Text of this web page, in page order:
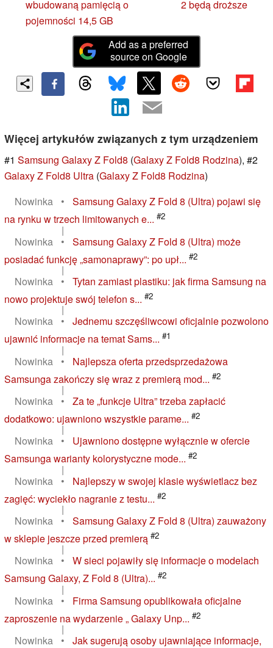
wbudowaną pamięcią o
pojemności 14,5 GB
2 będą droższe
Add as a preferred
source on Google
Więcej artykułów związanych z tym urządzeniem
#1 Samsung Galaxy Z Fold8 (Galaxy Z Fold8 Rodzina), #2
Galaxy Z Fold8 Ultra (Galaxy Z Fold8 Rodzina)
Nowinka
•
Samsung Galaxy Z Fold 8 (Ultra) pojawi się
na rynku w trzech limitowanych e... #2
|
Nowinka
•
Samsung Galaxy Z Fold 8 (Ultra) może
posiadać funkcję „samonaprawy”: po upł... #2
|
Nowinka
•
Tytan zamiast plastiku: jak firma Samsung na
nowo projektuje swój telefon s... #2
|
Nowinka
•
Jednemu szczęśliwcowi oficjalnie pozwolono
ujawnić informacje na temat Sams... #1
|
Nowinka
•
Najlepsza oferta przedsprzedażowa
Samsunga zakończy się wraz z premierą mod... #2
|
Nowinka
•
Za te „funkcje Ultra” trzeba zapłacić
dodatkowo: ujawniono wszystkie parame... #2
|
Nowinka
•
Ujawniono dostępne wyłącznie w ofercie
Samsunga warianty kolorystyczne mode... #2
|
Nowinka
•
Najlepszy w swojej klasie wyświetlacz bez
zagięć: wyciekło nagranie z testu... #2
|
Nowinka
•
Samsung Galaxy Z Fold 8 (Ultra) zauważony
w sklepie jeszcze przed premierą #2
|
Nowinka
•
W sieci pojawiły się informacje o modelach
Samsung Galaxy, Z Fold 8 (Ultra)... #2
|
Nowinka
•
Firma Samsung opublikowała oficjalne
zaproszenie na wydarzenie „ Galaxy Unp... #2
|
Nowinka
•
Jak sugerują osoby ujawniające informacje,